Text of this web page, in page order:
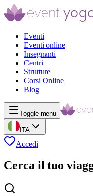
Eventi
Eventi online
Insegnanti
Centri
Strutture
Corsi Online
Blog
Toggle menu
ITA
Accedi
Cerca il tuo